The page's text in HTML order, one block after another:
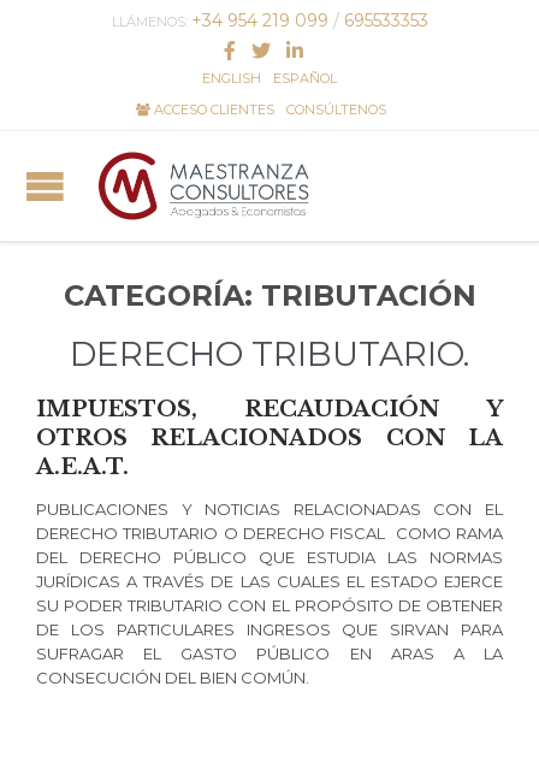
LLÁMENOS: +34 954 219 099 / 695533353
ENGLISH
ESPAÑOL
ACCESO CLIENTES
CONSÚLTENOS
CATEGORÍA: TRIBUTACIÓN
DERECHO TRIBUTARIO.
IMPUESTOS, RECAUDACIÓN Y
OTROS RELACIONADOS CON LA
A.E.A.T.
PUBLICACIONES Y NOTICIAS RELACIONADAS CON EL
DERECHO TRIBUTARIO O DERECHO FISCAL COMO RAMA
DEL DERECHO PÚBLICO QUE ESTUDIA LAS NORMAS
JURÍDICAS A TRAVÉS DE LAS CUALES EL ESTADO EJERCE
SU PODER TRIBUTARIO CON EL PROPÓSITO DE OBTENER
DE LOS PARTICULARES INGRESOS QUE SIRVAN PARA
SUFRAGAR EL GASTO PÚBLICO EN ARAS A LA
CONSECUCIÓN DEL BIEN COMÚN.